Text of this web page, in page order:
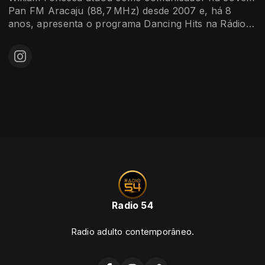
você quer ouvir quando o dia termina e a noite
começa.
Pan FM Aracaju (88,7 MHz) desde 2007 e, há 8
anos, apresenta o programa Dancing Hits na Rádio
especializações em Gestão em Saúde e Liderança.
Radio 54
Radio adulto contemporâneo.